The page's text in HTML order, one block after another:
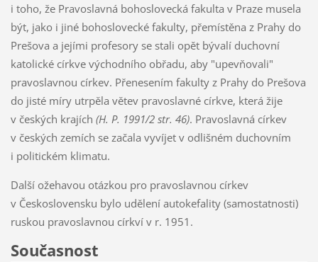
i toho, že Pravoslavná bohoslovecká fakulta v Praze musela
být, jako i jiné bohoslovecké fakulty, přemístěna z Prahy do
Prešova a jejími profesory se stali opět bývalí duchovní
katolické církve východního obřadu, aby "upevňovali"
pravoslavnou církev. Přenesením fakulty z Prahy do Prešova
do jisté míry utrpěla větev pravoslavné církve, která žije
v českých krajích (H. P. 1991/2 str. 46). Pravoslavná církev
v českých zemích se začala vyvíjet v odlišném duchovním
i politickém klimatu.
Další ožehavou otázkou pro pravoslavnou církev
v Československu bylo udělení autokefality (samostatnosti)
ruskou pravoslavnou církví v r. 1951.
Současnost